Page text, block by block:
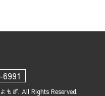
もぎ. All Rights Reserved.